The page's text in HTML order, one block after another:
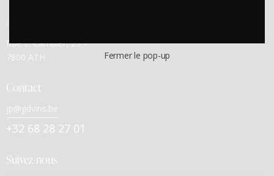
Adresse
Rue E. Cambier, 23 –
7800 ATH
Contact
jp@gdvins.be
+32 68 28 27 01
Suivez-nous
Fermer le pop-up